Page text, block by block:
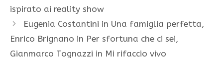
ispirato ai reality show
Eugenia Costantini in Una famiglia perfetta,
Enrico Brignano in Per sfortuna che ci sei,
Gianmarco Tognazzi in Mi rifaccio vivo